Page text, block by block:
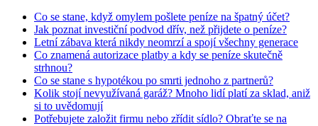
Co se stane, když omylem pošlete peníze na špatný účet?
Jak poznat investiční podvod dřív, než přijdete o peníze?
Letní zábava která nikdy neomrzí a spojí všechny generace
Co znamená autorizace platby a kdy se peníze skutečně
strhnou?
Co se stane s hypotékou po smrti jednoho z partnerů?
Kolik stojí nevyužívaná garáž? Mnoho lidí platí za sklad, aniž
si to uvědomují
Potřebujete založit firmu nebo zřídit sídlo? Obraťte se na